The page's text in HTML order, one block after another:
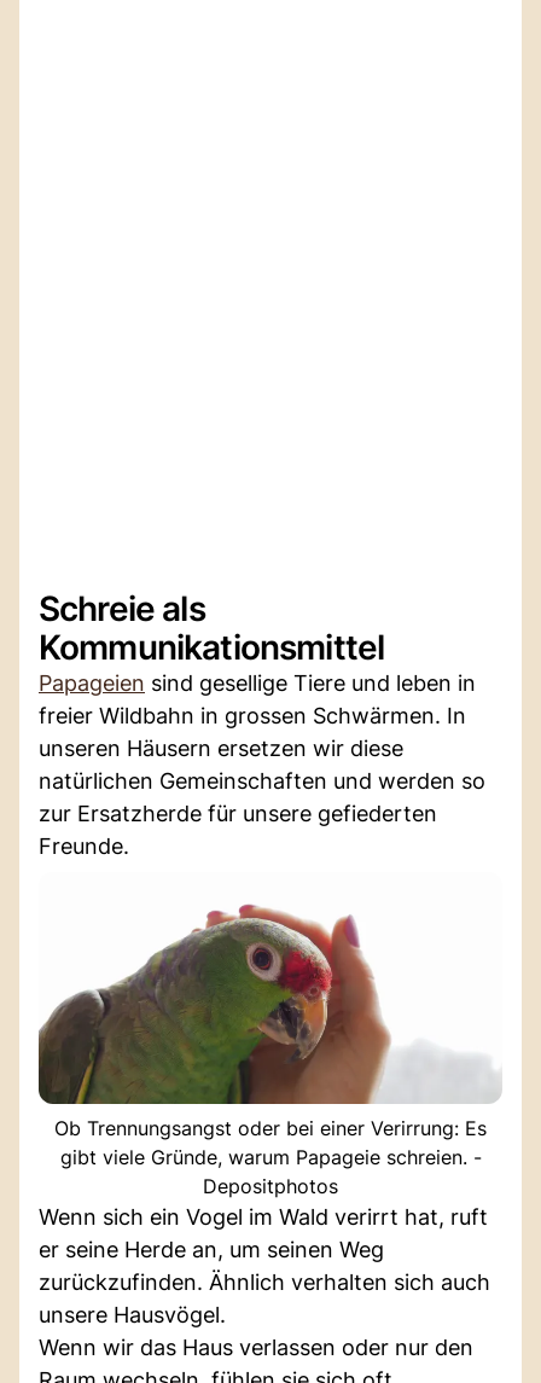
Schreie als
Kommunikationsmittel
Papageien sind gesellige Tiere und leben in
freier Wildbahn in grossen Schwärmen. In
unseren Häusern ersetzen wir diese
natürlichen Gemeinschaften und werden so
zur Ersatzherde für unsere gefiederten
Freunde.
Ob Trennungsangst oder bei einer Verirrung: Es
gibt viele Gründe, warum Papageie schreien. -
Depositphotos
Wenn sich ein Vogel im Wald verirrt hat, ruft
er seine Herde an, um seinen Weg
zurückzufinden. Ähnlich verhalten sich auch
unsere Hausvögel.
Wenn wir das Haus verlassen oder nur den